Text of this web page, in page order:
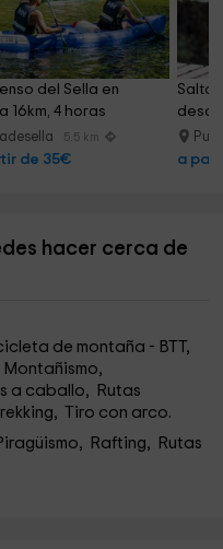
del Sella en
16km, 4 horas
5.5 km
de 35€
Salto
a
hacer cerca de
de montaña - BTT,
a caballo, Rutas
Tiro con arco.
Rafting, Rutas